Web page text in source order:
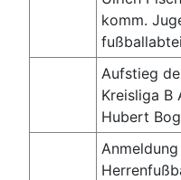
komm.
Aufstieg
Kreisliga B
Hubert